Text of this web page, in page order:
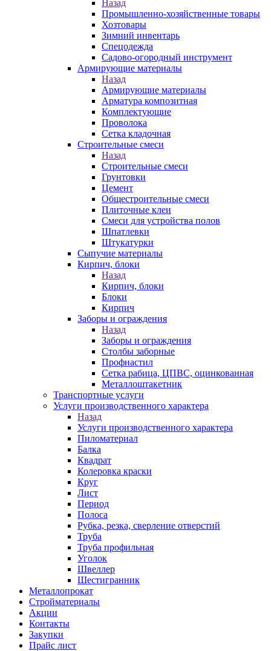
Назад
Промышленно-хозяйственные товары
Хозтовары
Зимний инвентарь
Спецодежда
Садово-огородный инструмент
Армирующие материалы
Назад
Армирующие материалы
Арматура композитная
Комплектующие
Проволока
Сетка кладочная
Строительные смеси
Назад
Строительные смеси
Грунтовки
Цемент
Общестроительные смеси
Плиточные клеи
Смеси для устройства полов
Шпатлевки
Штукатурки
Сыпучие материалы
Кирпич, блоки
Назад
Кирпич, блоки
Блоки
Кирпич
Заборы и ограждения
Назад
Заборы и ограждения
Столбы заборные
Профнастил
Сетка рабица, ЦПВС, оцинкованная
Металлоштакетник
Транспортные услуги
Услуги производственного характера
Назад
Услуги производственного характера
Пиломатериал
Балка
Квадрат
Колеровка краски
Круг
Лист
Период
Полоса
Рубка, резка, сверление отверстий
Труба
Труба профильная
Уголок
Швеллер
Шестигранник
Металлопрокат
Стройматериалы
Акции
Контакты
Закупки
Прайс лист